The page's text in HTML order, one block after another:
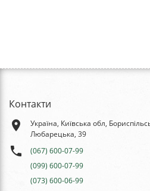
Контакти
place
Україна, Київська обл,
Любарецька, 39
phone
(067) 600-07-99
(099) 600-07-99
(073) 600-06-99